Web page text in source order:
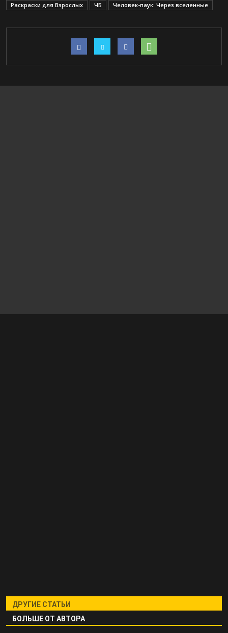
Раскраски для Взрослых
ЧБ Человек-паук: Через вселенные
ДРУГИЕ СТАТЬИ
БОЛЬШЕ ОТ АВТОРА